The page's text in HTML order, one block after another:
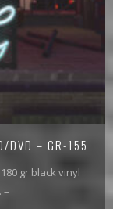
DVD – GR-155
gr black vinyl
–